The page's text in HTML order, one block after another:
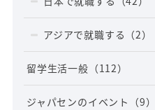
アジアで就職する （2）
留学生活一般 （112）
ジャパセンのイベント （9）